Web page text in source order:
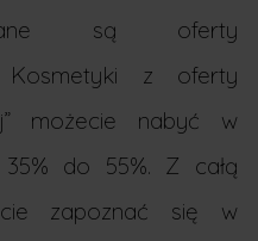
są oferty
z oferty
możecie nabyć w
do 55%. Z całą
zapoznać się w